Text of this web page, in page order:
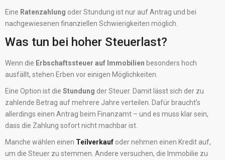
Eine Ratenzahlung oder Stundung ist nur auf Antrag und bei
nachgewiesenen finanziellen Schwierigkeiten möglich.
Was tun bei hoher Steuerlast?
Wenn die Erbschaftssteuer auf Immobilien besonders hoch
ausfällt, stehen Erben vor einigen Möglichkeiten.
Eine Option ist die Stundung der Steuer. Damit lässt sich der zu
zahlende Betrag auf mehrere Jahre verteilen. Dafür braucht’s
allerdings einen Antrag beim Finanzamt – und es muss klar sein,
dass die Zahlung sofort nicht machbar ist.
Manche wählen einen Teilverkauf oder nehmen einen Kredit auf,
um die Steuer zu stemmen. Andere versuchen, die Immobilie zu